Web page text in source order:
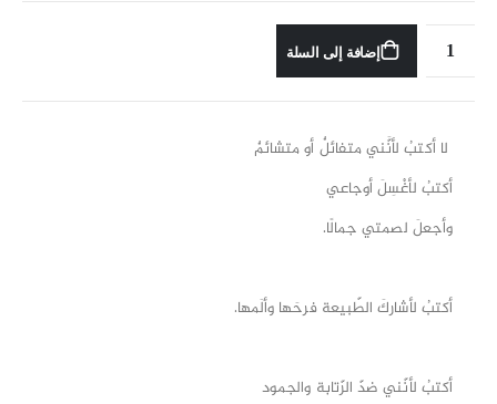
إضافة إلى السلة
لا أكتبُ لأنَّني متفائلٌ أو متشائمٌ
أكتبُ لأغْسِلَ أوجاعي
وأجعلَ لصمتي جمالًا.
أكتبُ لأشاركَ الطّبيعة فرحَها وألَمها.
أكتبُ لأنّني ضدّ الرّتابة والجمود